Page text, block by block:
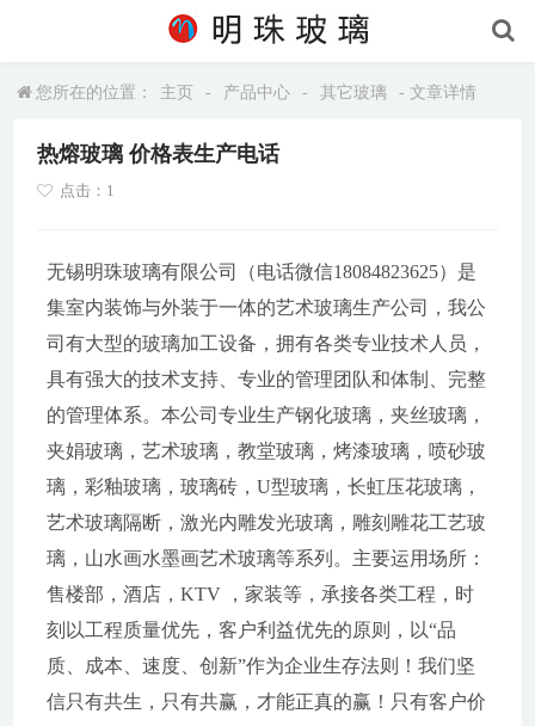
您所在的位置： 主页 - 产品中心 - 其它玻璃 - 文章详情
热熔玻璃 价格表生产电话
点击：1
无锡明珠玻璃有限公司（电话微信18084823625）是
集室内装饰与外装于一体的艺术玻璃生产公司，我公
司有大型的玻璃加工设备，拥有各类专业技术人员，
具有强大的技术支持、专业的管理团队和体制、完整
的管理体系。本公司专业生产钢化玻璃，夹丝玻璃，
夹娟玻璃，艺术玻璃，教堂玻璃，烤漆玻璃，喷砂玻
璃，彩釉玻璃，玻璃砖，U型玻璃，长虹压花玻璃，
艺术玻璃隔断，激光内雕发光玻璃，雕刻雕花工艺玻
璃，山水画水墨画艺术玻璃等系列。主要运用场所：
售楼部，酒店，KTV ，家装等，承接各类工程，时
刻以工程质量优先，客户利益优先的原则，以“品
质、成本、速度、创新”作为企业生存法则！我们坚
信只有共生，只有共赢，才能正真的赢！只有客户价